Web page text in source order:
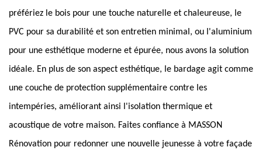
préfériez le bois pour une touche naturelle et chaleureuse, le
PVC pour sa durabilité et son entretien minimal, ou l'aluminium
pour une esthétique moderne et épurée, nous avons la solution
idéale. En plus de son aspect esthétique, le bardage agit comme
une couche de protection supplémentaire contre les
intempéries, améliorant ainsi l'isolation thermique et
acoustique de votre maison. Faites confiance à MASSON
Rénovation pour redonner une nouvelle jeunesse à votre façade